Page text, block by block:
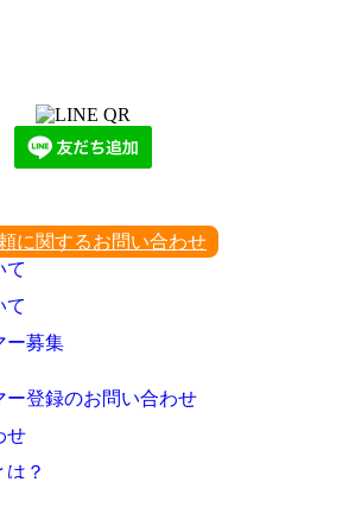
に関するお問い合わせ
て
て
ー募集
ー登録のお問い合わせ
せ
は？